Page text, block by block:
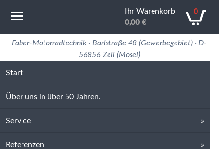
Motorradtechnik Erfahrung in 50 Jahren
Faber-Motorradtechnik · Barlstraße 48 (Gewerbegebiet) · D-
56856 Zell (Mosel)
Start
Über uns in über 50 Jahren.
Service
Referenzen
Ihr Warenkorb
0,00 €
0